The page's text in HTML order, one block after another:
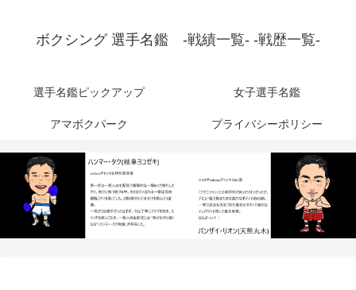
ボクシング 選手名鑑 -戦績一覧- -戦歴一覧-
選手名鑑ピックアップ 女子選手名鑑
アマボクパーク プライバシーポリシー